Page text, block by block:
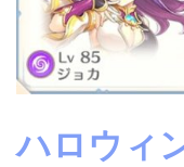
ハロウィ